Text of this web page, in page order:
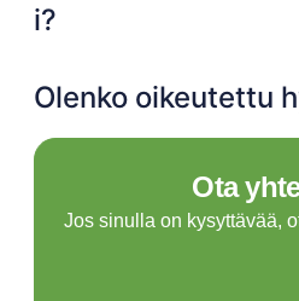
i?
Olenko oikeutettu
Ota
Jos sinulla on kysyttävää,